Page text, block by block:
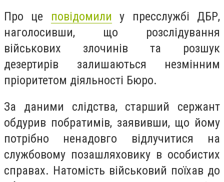
Про це повідомили у пресслужбі ДБР,
наголосивши, що розслідування
військових злочинів та розшук
дезертирів залишаються незмінним
пріоритетом діяльності Бюро.
За даними слідства, старший сержант
обдурив побратимів, заявивши, що йому
потрібно ненадовго відлучитися на
службовому позашляховику в особистих
справах. Натомість військовий поїхав до